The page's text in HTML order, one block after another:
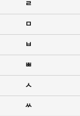
ㄹ
ㅁ
ㅂ
ㅃ
ㅅ
ㅆ